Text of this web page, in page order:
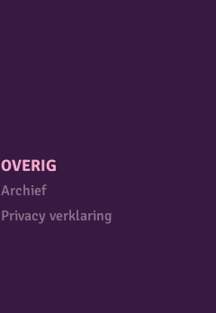
OVERIG
Archief
Privacy verklaring